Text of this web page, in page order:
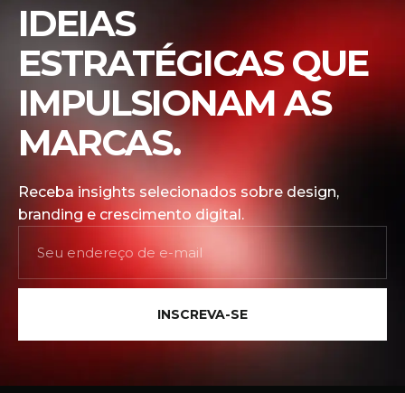
IDEIAS
ESTRATÉGICAS QUE
IMPULSIONAM AS
MARCAS.
Receba insights selecionados sobre design,
branding e crescimento digital.
INSCREVA-SE